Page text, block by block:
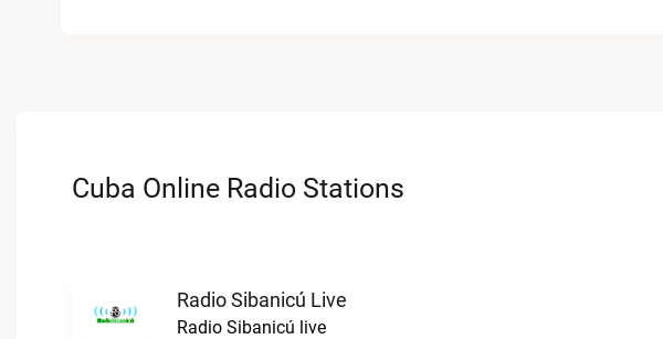
Cuba Online Radio Stations
Radio Sibanicú Live
Radio Sibanicú live